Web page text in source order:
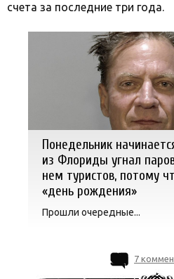
счета за последние три года.
Понедельник
из Флориды угнал
нем туристов, потому
«день рождения»
Прошли очередные...
7